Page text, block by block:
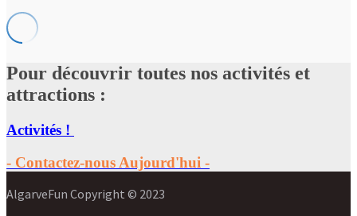
Pour découvrir toutes nos activités et
attractions :
Activités !
- Contactez-nous Aujourd'hui -
AlgarveFun Copyright © 2023